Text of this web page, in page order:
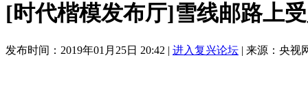
[时代楷模发布厅]雪线邮路上
发布时间：2019年01月25日 20:42 | 进入复兴论坛 | 来源：央视